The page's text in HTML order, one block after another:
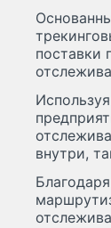
поставки
внутри,